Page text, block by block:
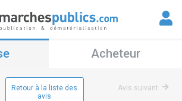
Acheteur
Retour à la liste des
avis
Avis suivant